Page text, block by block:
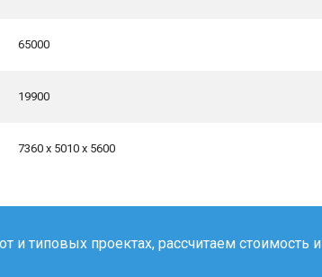
65000
19900
7360 x 5010 x 5600
и типовых проектах, рассчитаем стоимость и